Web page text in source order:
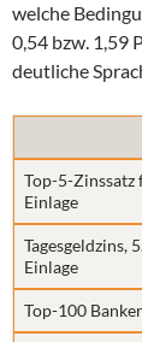
welche
0,54 bzw. 1,59
deutliche
Top-5-Zinssatz
Einlage
Tagesgeldzins,
Einlage
Top-100